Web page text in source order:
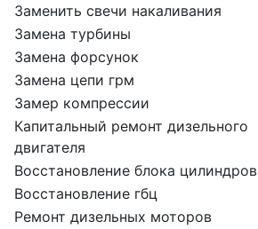
Заменить свечи накаливания
Замена турбины
Замена форсунок
Замена цепи грм
Замер компрессии
Капитальный ремонт дизельного
двигателя
Восстановление блока цилиндров
Восстановление гбц
Ремонт дизельных моторов